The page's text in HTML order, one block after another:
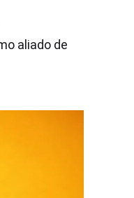
aliado de